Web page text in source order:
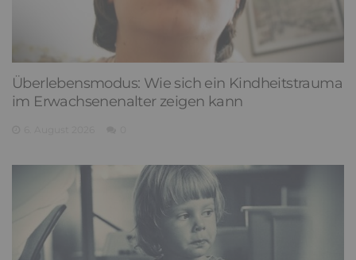
Überlebensmodus: Wie sich ein Kindheitstrauma
im Erwachsenenalter zeigen kann